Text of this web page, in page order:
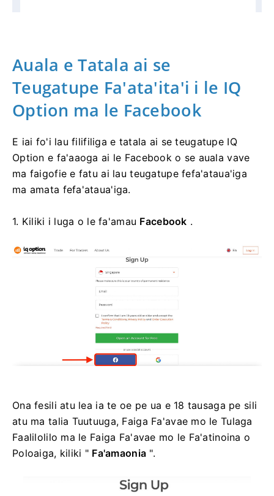
Auala e Tatala ai se
Teugatupe Fa'ata'ita'i i le IQ
Option ma le Facebook
E iai fo'i lau filifiliga e tatala ai se teugatupe IQ
Option e fa'aaoga ai le Facebook o se auala vave
ma faigofie e fatu ai lau teugatupe fefa'ataua'iga
ma amata fefa'ataua'iga.
1. Kiliki i luga o le fa'amau Facebook .
Ona fesili atu lea ia te oe pe ua e 18 tausaga pe sili
atu ma talia Tuutuuga, Faiga Fa'avae mo le Tulaga
Faalilolilo ma le Faiga Fa'avae mo le Fa'atinoina o
Poloaiga, kiliki " Fa'amaonia ".